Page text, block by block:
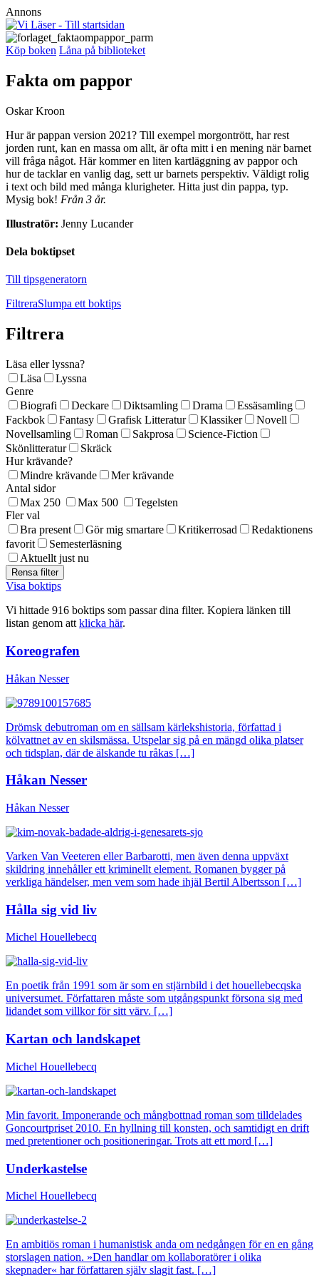
Annons
Köp boken Låna på biblioteket
Fakta om pappor
Oskar Kroon
Hur är pappan version 2021? Till exempel morgontrött, har rest
jorden runt, kan en massa om allt, är ofta mitt i en mening när barnet
vill fråga något. Här kommer en liten kartläggning av pappor och
hur de tacklar en vanlig dag, sett ur barnets perspektiv. Väldigt rolig
i text och bild med många klurigheter. Hitta just din pappa, typ.
Mysig bok! Från 3 år.
Illustratör: Jenny Lucander
Dela boktipset
Till tipsgeneratorn
FiltreraSlumpa ett boktips
Filtrera
Läsa eller lyssna?
Läsa
Lyssna
Genre
Biografi
Deckare Diktsamling Drama
Essäsamling
Fackbok
Fantasy Grafisk Litteratur Klassiker
Novell
Novellsamling
Roman Sakprosa
Science-Fiction
Skönlitteratur
Skräck
Hur krävande?
Mindre krävande
Mer krävande
Antal sidor
Max 250
Max 500
Tegelsten
Fler val
Bra present
Gör mig smartare Kritikerrosad
Redaktionens
favorit
Semesterläsning
Aktuellt just nu
Visa boktips
Vi hittade 916 boktips som passar dina filter. Kopiera länken till
listan genom att klicka här.
Koreografen
Håkan Nesser
Drömsk debutroman om en sällsam kärlekshistoria, författad i
kölvattnet av en skilsmässa. Utspelar sig på en mängd olika platser
och tidsplan, där de älskande tu råkas […]
Håkan Nesser
Håkan Nesser
Varken Van Veeteren eller Barbarotti, men även denna uppväxt
skildring innehåller ett kriminellt element. Romanen bygger på
verkliga händelser, men vem som hade ihjäl Bertil Albertsson […]
Hålla sig vid liv
Michel Houellebecq
En poetik från 1991 som är som en stjärnbild i det houellebecqska
universumet. Författaren måste som utgångspunkt försona sig med
lidandet som villkor för sitt värv. […]
Kartan och landskapet
Michel Houellebecq
Min favorit. Imponerande och mångbottnad roman som tilldelades
Goncourtpriset 2010. En hyllning till konsten, och samtidigt en drift
med pretentioner och positioneringar. Trots att ett mord […]
Underkastelse
Michel Houellebecq
En ambitiös roman i humanistisk anda om nedgången för en en gång
storslagen nation. »Den handlar om kollaboratörer i olika
skepnader« har författaren själv slagit fast. […]